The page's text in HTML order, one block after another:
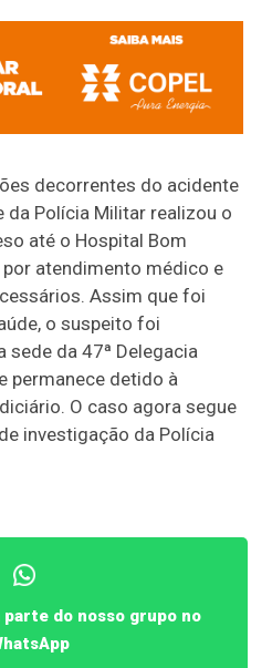
decorrentes do acidente
da Polícia Militar realizou o
até o Hospital Bom
atendimento médico e
Assim que foi
o suspeito foi
sede da 47ª Delegacia
permanece detido à
O caso agora segue
investigação da Polícia
parte do nosso grupo no